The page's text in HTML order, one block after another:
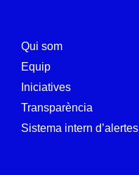
Qui som
Equip
Iniciatives
Transparència
Sistema intern d’alertes